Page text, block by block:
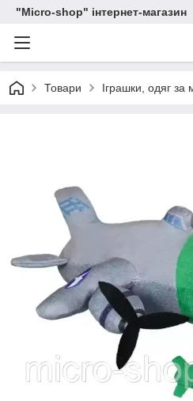
"Micro-shop" інтернет-магазин
Товари Іграшки, одяг за